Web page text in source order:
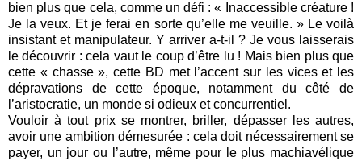
bien plus que cela, comme un défi : « Inaccessible créature !
Je la veux. Et je ferai en sorte qu’elle me veuille. » Le voilà
insistant et manipulateur. Y arriver a-t-il ? Je vous laisserais
le découvrir : cela vaut le coup d’être lu ! Mais bien plus que
cette « chasse », cette BD met l’accent sur les vices et les
dépravations de cette époque, notamment du côté de
l’aristocratie, un monde si odieux et concurrentiel.
Vouloir à tout prix se montrer, briller, dépasser les autres,
avoir une ambition démesurée : cela doit nécessairement se
payer, un jour ou l’autre, même pour le plus machiavélique